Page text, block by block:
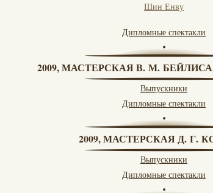
Шин Енву
Дипломные спектакли
2009, МАСТЕРСКАЯ В. М.
Выпускники
Дипломные спектакли
2009, МАСТЕРСКАЯ Д. Г.
Выпускники
Дипломные спектакли